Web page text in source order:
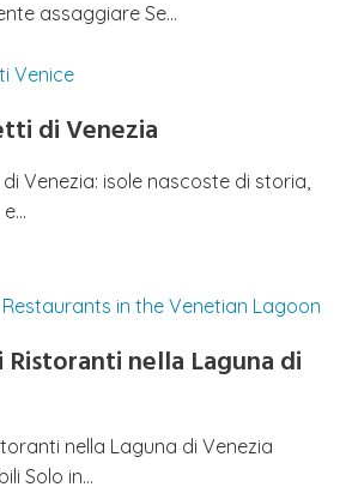
assaggiare Se…
di Venezia
Venezia: isole nascoste di storia,
nella Laguna di
nella Laguna di Venezia
Solo in…